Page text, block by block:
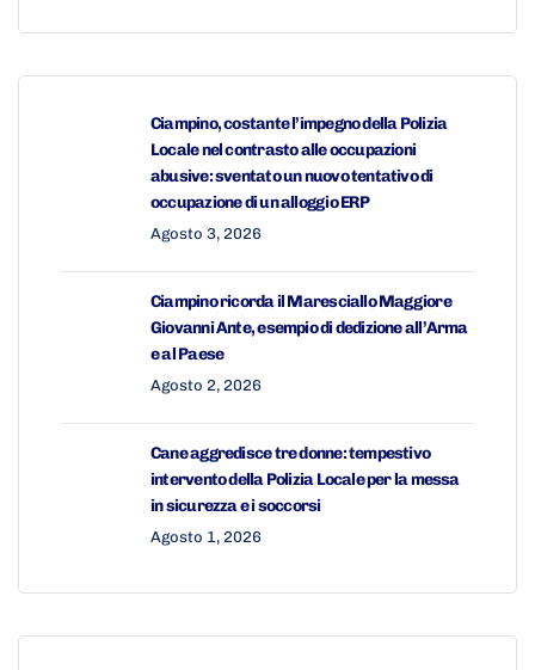
Ciampino, costante l’impegno della Polizia
Locale nel contrasto alle occupazioni
abusive: sventato un nuovo tentativo di
occupazione di un alloggio ERP
Agosto 3, 2026
Ciampino ricorda il Maresciallo Maggiore
Giovanni Ante, esempio di dedizione all’Arma
e al Paese
Agosto 2, 2026
Cane aggredisce tre donne: tempestivo
intervento della Polizia Locale per la messa
in sicurezza e i soccorsi
Agosto 1, 2026